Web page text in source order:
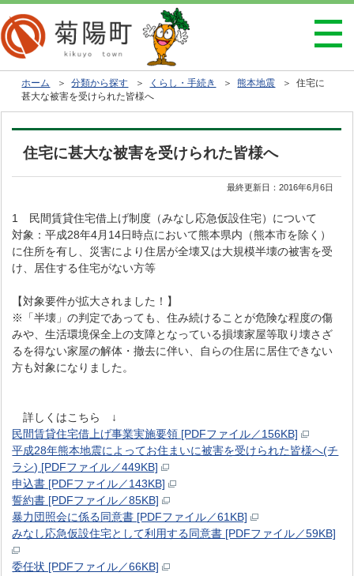
ホーム ＞分類から探す ＞ くらし・手続き ＞熊本地震 ＞ 住宅に
甚大な被害を受けられた皆様へ
住宅に甚大な被害を受けられた皆様へ
最終更新日：2016年6月6日
1 民間賃貸住宅借上げ制度（みなし応急仮設住宅）について
対象：平成28年4月14日時点において熊本県内（熊本市を除く）
に住所を有し、災害により住居が全壊又は大規模半壊の被害を受
け、居住する住宅がない方等
【対象要件が拡大されました！】
※「半壊」の判定であっても、住み続けることが危険な程度の傷
みや、生活環境保全上の支障となっている損壊家屋等取り壊さざ
るを得ない家屋の解体・撤去に伴い、自らの住居に居住できない
方も対象になりました。
詳しくはこちら ↓
民間賃貸住宅借上げ事業実施要領 [PDFファイル／156KB]
平成28年熊本地震によってお住まいに被害を受けられた皆様へ(チ
ラシ) [PDFファイル／449KB]
申込書 [PDFファイル／143KB]
誓約書 [PDFファイル／85KB]
暴力団照会に係る同意書 [PDFファイル／61KB]
みなし応急仮設住宅として利用する同意書 [PDFファイル／59KB]
委任状 [PDFファイル／66KB]